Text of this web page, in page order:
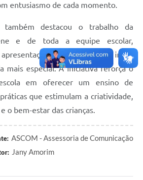
entusiasmo de cada momento.
também destacou o trabalho da
e de toda a equipe escolar,
apresentações que tornaram o início
mais especial. A iniciativa reforça o
em oferecer um ensino de
que estimulam a criatividade,
o bem-estar das crianças.
ASCOM - Assessoria de Comunicação
Jany Amorim